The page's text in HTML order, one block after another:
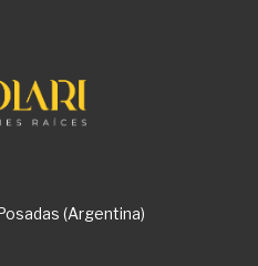
(Argentina)